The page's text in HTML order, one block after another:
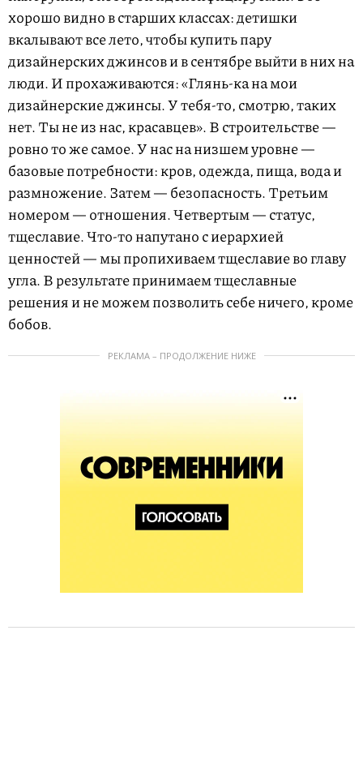
хорошо видно в старших классах: детишки
вкалывают все лето, чтобы купить пару
дизайнерских джинсов и в сентябре выйти в них на
люди. И прохаживаются: «Глянь-ка на мои
дизайнерские джинсы. У тебя-то, смотрю, таких
нет. Ты не из нас, красавцев». В строительстве —
ровно то же самое. У нас на низшем уровне —
базовые потребности: кров, одежда, пища, вода и
размножение. Затем — безопасность. Третьим
номером — отношения. Четвертым — статус,
тщеславие. Что-то напутано с иерархией
ценностей — мы пропихиваем тщеславие во главу
угла. В результате принимаем тщеславные
решения и не можем позволить себе ничего, кроме
бобов.
РЕКЛАМА – ПРОДОЛЖЕНИЕ НИЖЕ